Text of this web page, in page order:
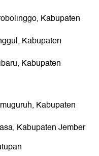
Kabupaten
Kabupaten
Kabupaten
Kabupaten
Kabupaten Jember